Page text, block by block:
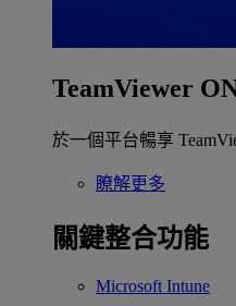
TeamViewer
於一個平台暢享
瞭解更多
關鍵整合功能
Microsoft Intune